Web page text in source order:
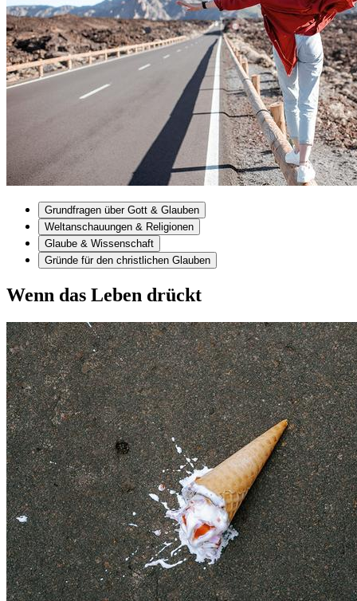
Grundfragen über Gott & Glauben
Weltanschauungen & Religionen
Glaube & Wissenschaft
Gründe für den christlichen Glauben
Wenn das Leben drückt